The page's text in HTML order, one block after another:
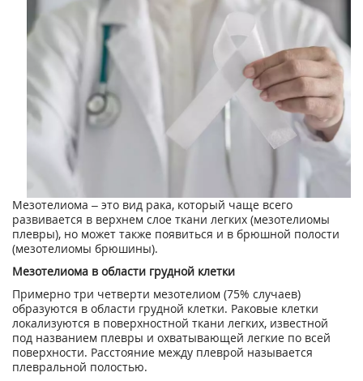
Мезотелиома – это вид рака, который чаще всего
развивается в верхнем слое ткани легких (мезотелиомы
плевры), но может также появиться и в брюшной полости
(мезотелиомы брюшины).
Мезотелиома в области грудной клетки
Примерно три четверти мезотелиом (75% случаев)
образуются в области грудной клетки. Раковые клетки
локализуются в поверхностной ткани легких, известной
под названием плевры и охватывающей легкие по всей
поверхности. Расстояние между плеврой называется
плевральной полостью.